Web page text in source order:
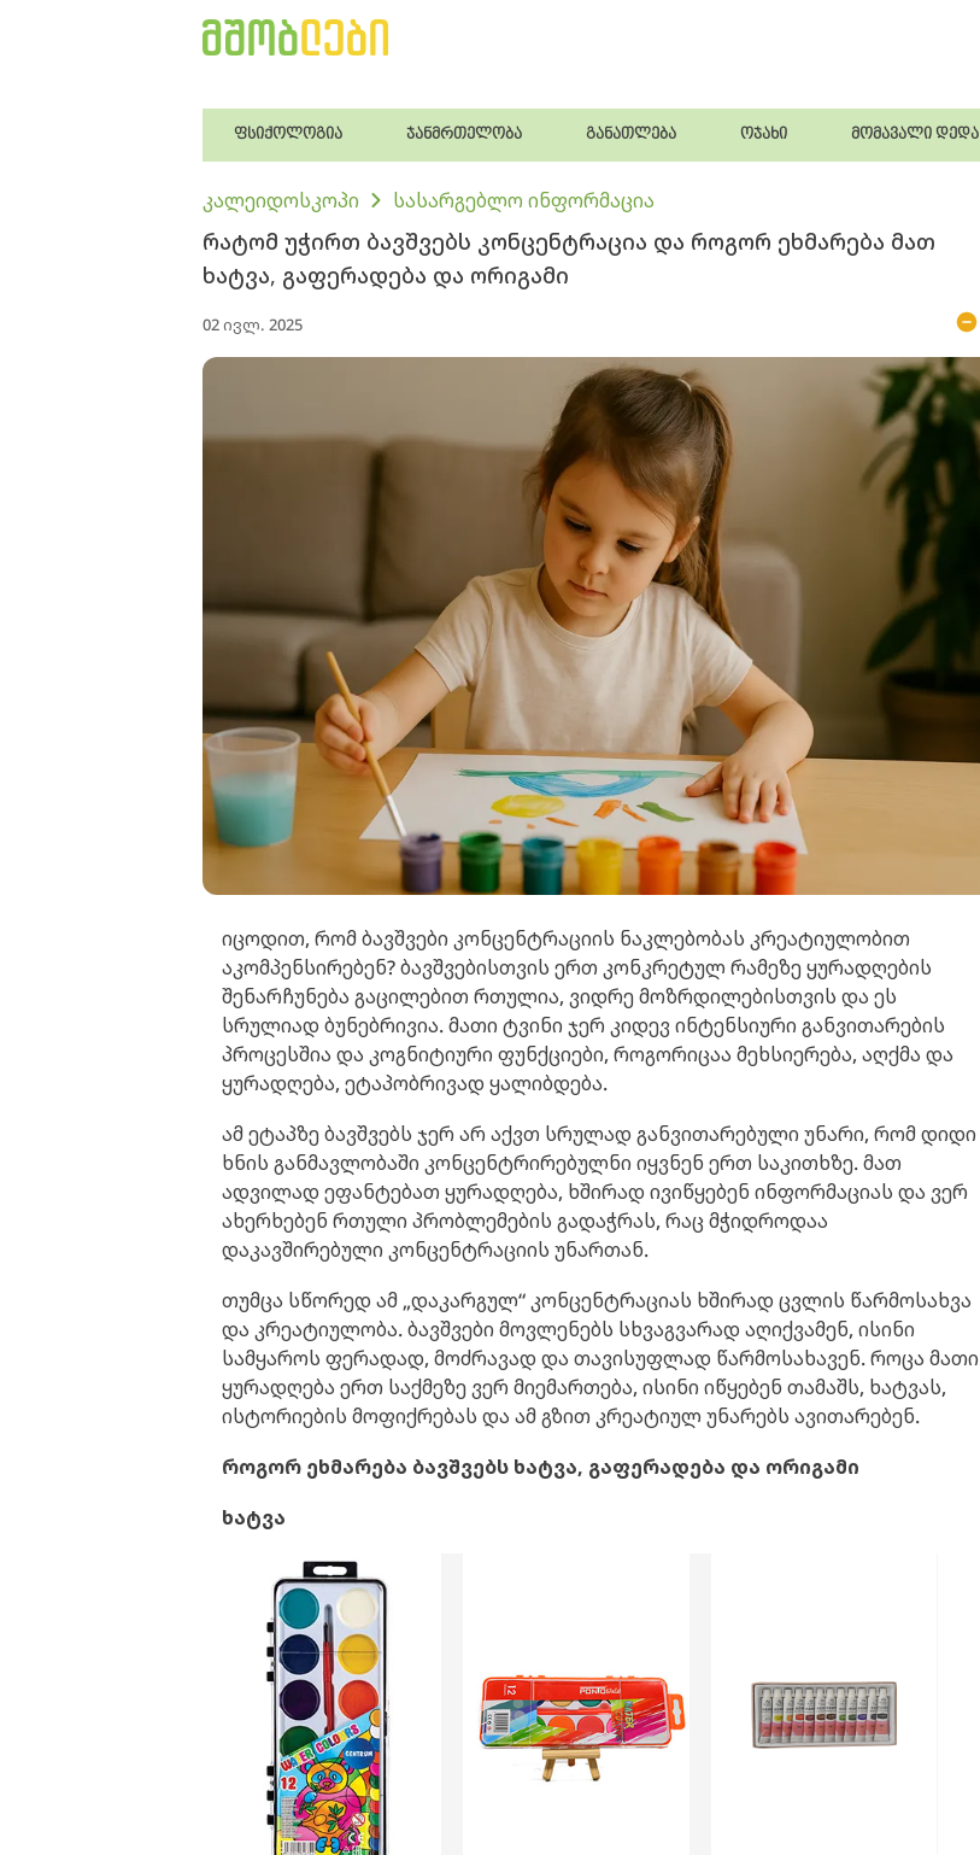
ფსიქოლოგია ჯანმრთელობა განათლება ოჯახი მომავალი დედა
კალეიდოსკოპი სასარგებლო ინფორმაცია
რატომ უჭირთ ბავშვებს კონცენტრაცია და როგორ ეხმარება მათ
ხატვა, გაფერადება და ორიგამი
02 ივლ. 2025
იცოდით, რომ ბავშვები კონცენტრაციის ნაკლებობას კრეატიულობით
აკომპენსირებენ? ბავშვებისთვის ერთ კონკრეტულ რამეზე ყურადღების
შენარჩუნება გაცილებით რთულია, ვიდრე მოზრდილებისთვის და ეს
სრულიად ბუნებრივია. მათი ტვინი ჯერ კიდევ ინტენსიური განვითარების
პროცესშია და კოგნიტიური ფუნქციები, როგორიცაა მეხსიერება, აღქმა და
ყურადღება, ეტაპობრივად ყალიბდება.
ამ ეტაპზე ბავშვებს ჯერ არ აქვთ სრულად განვითარებული უნარი, რომ დიდი
ხნის განმავლობაში კონცენტრირებულნი იყვნენ ერთ საკითხზე. მათ
ადვილად ეფანტებათ ყურადღება, ხშირად ივიწყებენ ინფორმაციას და ვერ
ახერხებენ რთული პრობლემების გადაჭრას, რაც მჭიდროდაა
დაკავშირებული კონცენტრაციის უნართან.
თუმცა სწორედ ამ „დაკარგულ“ კონცენტრაციას ხშირად ცვლის წარმოსახვა
და კრეატიულობა. ბავშვები მოვლენებს სხვაგვარად აღიქვამენ, ისინი
სამყაროს ფერადად, მოძრავად და თავისუფლად წარმოსახავენ. როცა მათი
ყურადღება ერთ საქმეზე ვერ მიემართება, ისინი იწყებენ თამაშს, ხატვას,
ისტორიების მოფიქრებას და ამ გზით კრეატიულ უნარებს ავითარებენ.
როგორ ეხმარება ბავშვებს ხატვა, გაფერადება და ორიგამი
ხატვა